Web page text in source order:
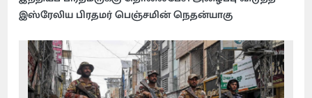
இஸ்ரேலிய பிரதமர் பெஞ்சமின் நெதன்யாகு